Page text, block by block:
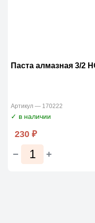
Паста алмазная 3/2
Артикул — 170222
✓ в наличии
230 ₽